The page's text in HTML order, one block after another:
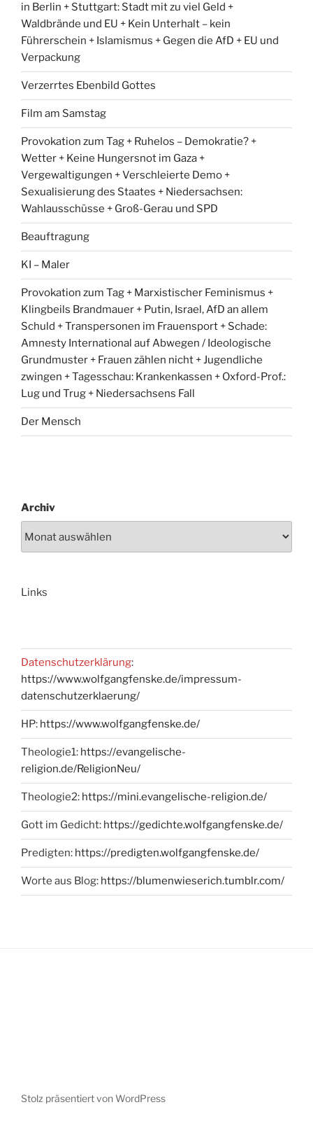
in Berlin + Stuttgart: Stadt mit zu viel Geld +
Waldbrände und EU + Kein Unterhalt – kein
Führerschein + Islamismus + Gegen die AfD + EU und
Verpackung
Verzerrtes Ebenbild Gottes
Film am Samstag
Provokation zum Tag + Ruhelos – Demokratie? +
Wetter + Keine Hungersnot im Gaza +
Vergewaltigungen + Verschleierte Demo +
Sexualisierung des Staates + Niedersachsen:
Wahlausschüsse + Groß-Gerau und SPD
Beauftragung
KI – Maler
Provokation zum Tag + Marxistischer Feminismus +
Klingbeils Brandmauer + Putin, Israel, AfD an allem
Schuld + Transpersonen im Frauensport + Schade:
Amnesty International auf Abwegen / Ideologische
Grundmuster + Frauen zählen nicht + Jugendliche
zwingen + Tagesschau: Krankenkassen + Oxford-Prof.:
Lug und Trug + Niedersachsens Fall
Der Mensch
Archiv
Links
Datenschutzerklärung:
https://www.wolfgangfenske.de/impressum-
datenschutzerklaerung/
HP: https://www.wolfgangfenske.de/
Theologie1: https://evangelische-
religion.de/ReligionNeu/
Theologie2: https://mini.evangelische-religion.de/
Gott im Gedicht: https://gedichte.wolfgangfenske.de/
Predigten: https://predigten.wolfgangfenske.de/
Worte aus Blog: https://blumenwieserich.tumblr.com/
Stolz präsentiert von WordPress